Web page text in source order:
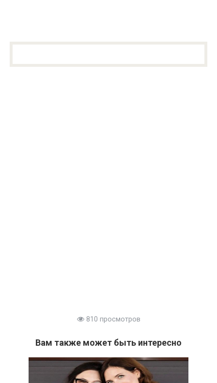
810 просмотров
Вам также может быть интересно